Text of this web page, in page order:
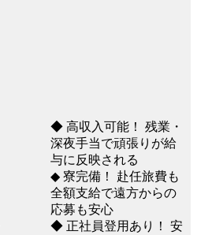
◆ 高収入可能！ 残業・
深夜手当で頑張りが給
与に反映される
◆ 寮完備！ 赴任旅費も
全額支給で遠方からの
応募も安心
◆ 正社員登用あり！ 安